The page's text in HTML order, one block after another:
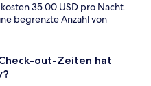
35.00 USD pro Nacht.
begrenzte Anzahl von
out-Zeiten hat